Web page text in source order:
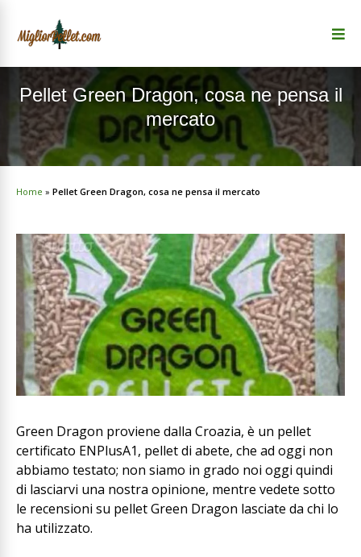
Pellet Green Dragon, cosa ne pensa il
mercato
Home » Pellet Green Dragon, cosa ne pensa il mercato
Green Dragon proviene dalla Croazia, è un pellet
certificato ENPlusA1, pellet di abete, che ad oggi non
abbiamo testato; non siamo in grado noi oggi quindi
di lasciarvi una nostra opinione, mentre vedete sotto
le recensioni su pellet Green Dragon lasciate da chi lo
ha utilizzato.